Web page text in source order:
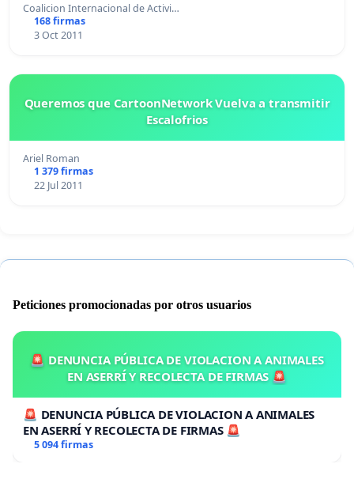
Coalicion Internacional de Activi…
168 firmas
3 Oct 2011
Queremos que CartoonNetwork Vuelva a transmitir
Escalofrios
Ariel Roman
1 379 firmas
22 Jul 2011
Peticiones promocionadas por otros usuarios
🚨 DENUNCIA PÚBLICA DE VIOLACION A ANIMALES
EN ASERRÍ Y RECOLECTA DE FIRMAS 🚨
🚨 DENUNCIA PÚBLICA DE VIOLACION A ANIMALES
EN ASERRÍ Y RECOLECTA DE FIRMAS 🚨
5 094 firmas